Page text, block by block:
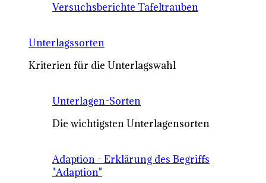
Versuchsberichte Tafeltrauben
Unterlagssorten
Kriterien für die Unterlagswahl
Unterlagen-Sorten
Die wichtigsten Unterlagensorten
Adaption - Erklärung des Begriffs
"Adaption"